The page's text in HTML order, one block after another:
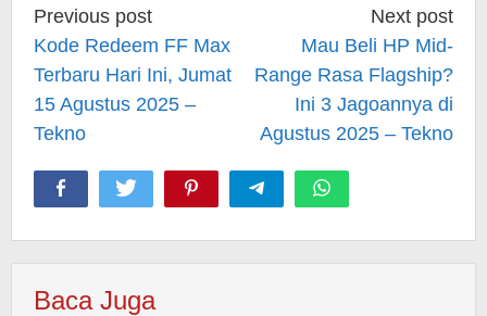
Post
navigation
Previous post
Kode Redeem FF Max
Terbaru Hari Ini, Jumat
15 Agustus 2025 –
Tekno
Next post
Mau Beli HP Mid-
Range Rasa Flagship?
Ini 3 Jagoannya di
Agustus 2025 – Tekno
Baca Juga